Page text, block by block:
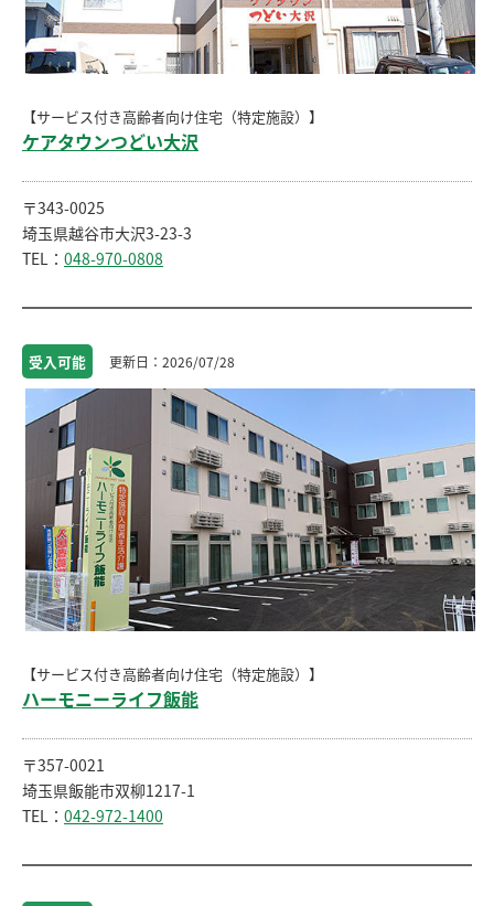
【サービス付き高齢者向け住宅（特定施設）】
ケアタウンつどい大沢
〒343-0025
埼玉県越谷市大沢3-23-3
TEL： 048-970-0808
受入可能 2026/07/28
【サービス付き高齢者向け住宅（特定施設）】
ハーモニーライフ飯能
〒357-0021
埼玉県飯能市双柳1217-1
TEL： 042-972-1400